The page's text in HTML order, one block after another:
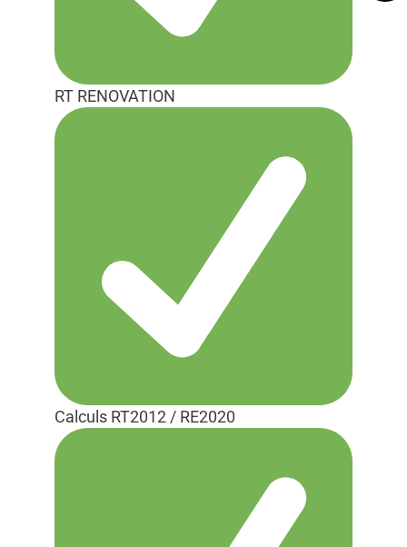
RT RENOVATION
Calculs RT2012 / RE2020